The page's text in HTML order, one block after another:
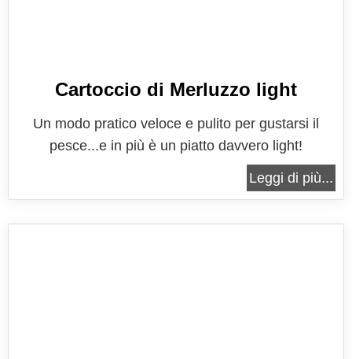
Cartoccio di Merluzzo light
Un modo pratico veloce e pulito per gustarsi il
pesce...e in più è un piatto davvero light!
Leggi di più...